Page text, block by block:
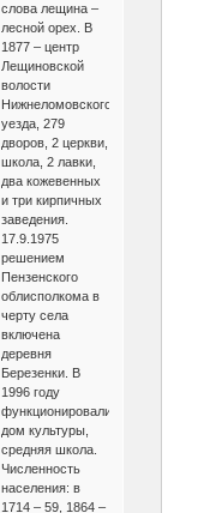
слова лещина –
лесной орех. В
1877 – центр
Лещиновской
волости
Нижнеломовского
уезда, 279
дворов, 2 церкви,
школа, 2 лавки,
два кожевенных
и три кирпичных
заведения.
17.9.1975
решением
Пензенского
облисполкома в
черту села
включена
деревня
Березенки. В
1996 году
функционировали
дом культуры,
средняя школа.
Численность
населения: в
1714 – 59, 1864 –